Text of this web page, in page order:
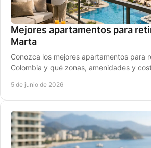
Mejores apartamentos para
Marta
Conozca los mejores apartamentos para
Colombia y qué zonas, amenidades y
5 de junio de 2026